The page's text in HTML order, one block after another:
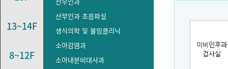
13~14F
8~12F
산부인과 초음파실
생식의학 및 불임클리닉
소아감염과
소아내분비대사과